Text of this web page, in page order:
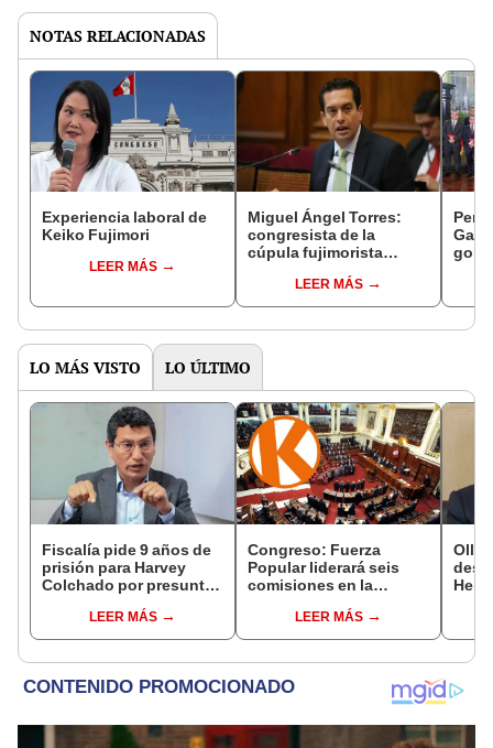
NOTAS RELACIONADAS
Experiencia laboral de
Keiko Fujimori
LEER MÁS
Miguel Ángel Torres:
congresista de la
cúpula fujimorista
del SenadoLEER MÁS
LO MÁS VISTO LO ÚLTIMO
Fiscalía pide 9 años de
prisión para Harvey
Colchado por presunta
incompatible y falsedad
ideológica
LEER MÁS
Congreso: Fuerza
Popular liderará seis
comisiones en la
LEER MÁS